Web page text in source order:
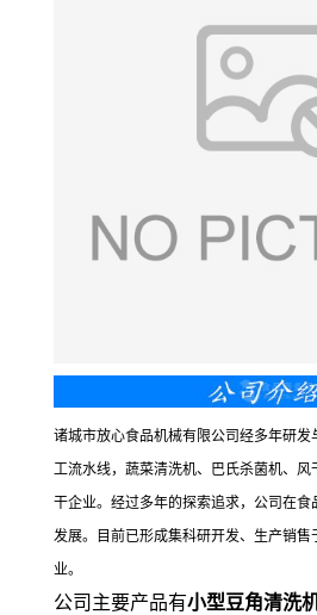
诸城市放心食品机械有限公司经多年研发
工流水线，蔬菜清洗机、巴氏杀菌机、
干企业。经过多年的探索追求，公司在
发展。目前已形成集科研开发、生产销
业。
公司主要产品有小型豆角清洗